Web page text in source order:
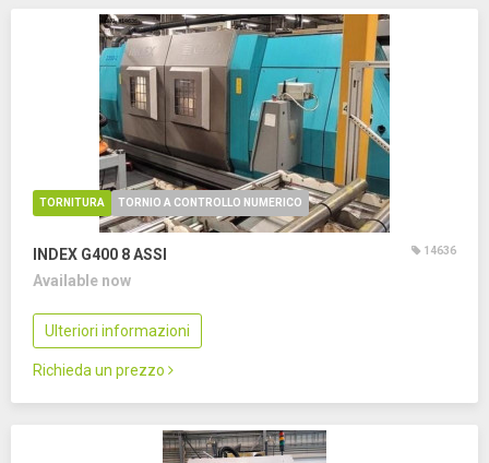
TORNITURA TORNIO A CONTROLLO NUMERICO
INDEX G400 8 ASSI 14636
Available now
Ulteriori informazioni
Richieda un prezzo